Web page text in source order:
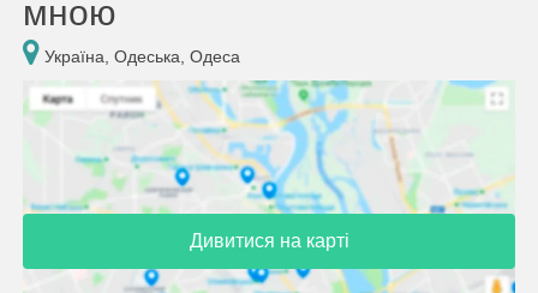
мною
Україна, Одеська, Одеса
Дивитися на карті